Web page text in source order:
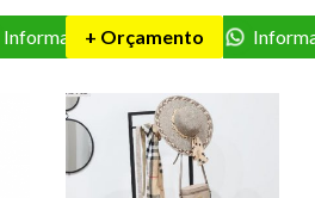
Informações+ Orçamento